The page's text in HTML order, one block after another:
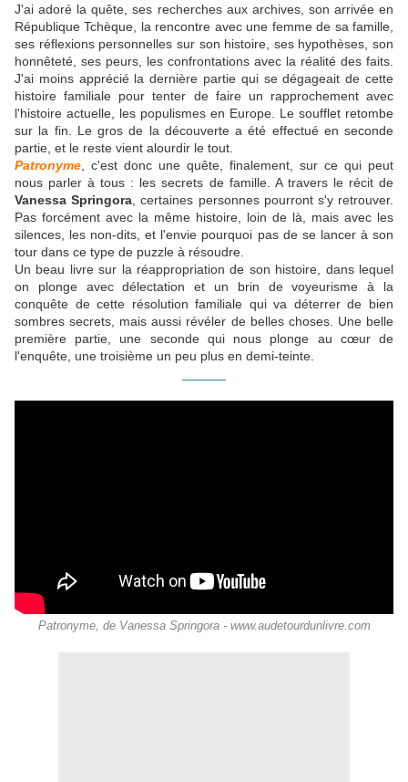
J'ai adoré la quête, ses recherches aux archives, son arrivée en
République Tchèque, la rencontre avec une femme de sa famille,
ses réflexions personnelles sur son histoire, ses hypothèses, son
honnêteté, ses peurs, les confrontations avec la réalité des faits.
J'ai moins apprécié la dernière partie qui se dégageait de cette
histoire familiale pour tenter de faire un rapprochement avec
l'histoire actuelle, les populismes en Europe. Le soufflet retombe
sur la fin. Le gros de la découverte a été effectué en seconde
partie, et le reste vient alourdir le tout.
Patronyme , c'est donc une quête, finalement, sur ce qui peut
nous parler à tous : les secrets de famille. A travers le récit de
Vanessa Springora , certaines personnes pourront s'y retrouver.
Pas forcément avec la même histoire, loin de là, mais avec les
silences, les non-dits, et l'envie pourquoi pas de se lancer à son
tour dans ce type de puzzle à résoudre.
Un beau livre sur la réappropriation de son histoire, dans lequel
on plonge avec délectation et un brin de voyeurisme à la
conquête de cette résolution familiale qui va déterrer de bien
sombres secrets, mais aussi révéler de belles choses. Une belle
première partie, une seconde qui nous plonge au cœur de
l'enquête, une troisième un peu plus en demi-teinte.
Patronyme, de Vanessa Springora - www.audetourdunlivre.com